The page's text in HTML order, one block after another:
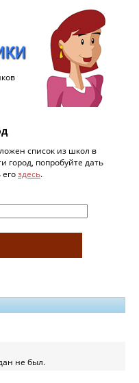
список из школ в
город, попробуйте дать
здесь.
не был.